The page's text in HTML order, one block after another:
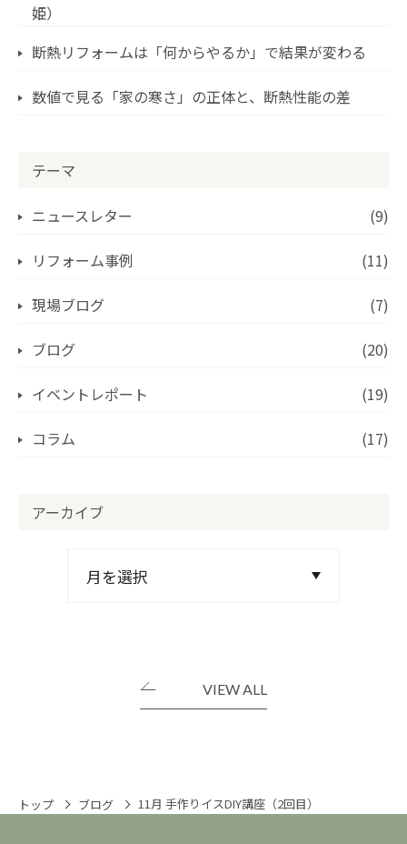
姫）
断熱リフォームは「何からやるか」で結果が変わる
数値で見る「家の寒さ」の正体と、断熱性能の差
テーマ
ニュースレター (9)
リフォーム事例 (11)
現場ブログ (7)
ブログ (20)
イベントレポート (19)
コラム (17)
アーカイブ
VIEW ALL
トップ ブログ 11月 手作りイスDIY講座（2回目）